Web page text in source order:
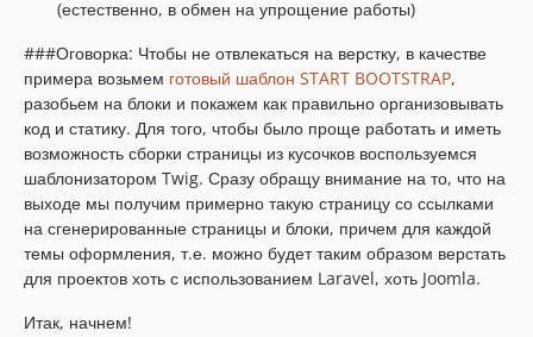
(естественно, в обмен на упрощение работы)
###Оговорка: Чтобы не отвлекаться на верстку, в качестве
примера возьмем готовый шаблон START BOOTSTRAP,
разобьем на блоки и покажем как правильно организовывать
код и статику. Для того, чтобы было проще работать и иметь
возможность сборки страницы из кусочков воспользуемся
шаблонизатором Twig. Сразу обращу внимание на то, что на
выходе мы получим примерно такую страницу со ссылками
на сгенерированные страницы и блоки, причем для каждой
темы оформления, т.е. можно будет таким образом верстать
для проектов хоть с использованием Laravel, хоть Joomla.
Итак, начнем!